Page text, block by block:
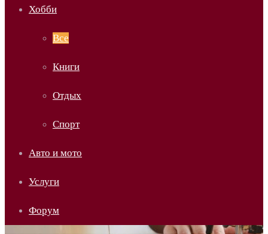
Хобби
Все
Книги
Отдых
Спорт
Авто и мото
Услуги
Форум